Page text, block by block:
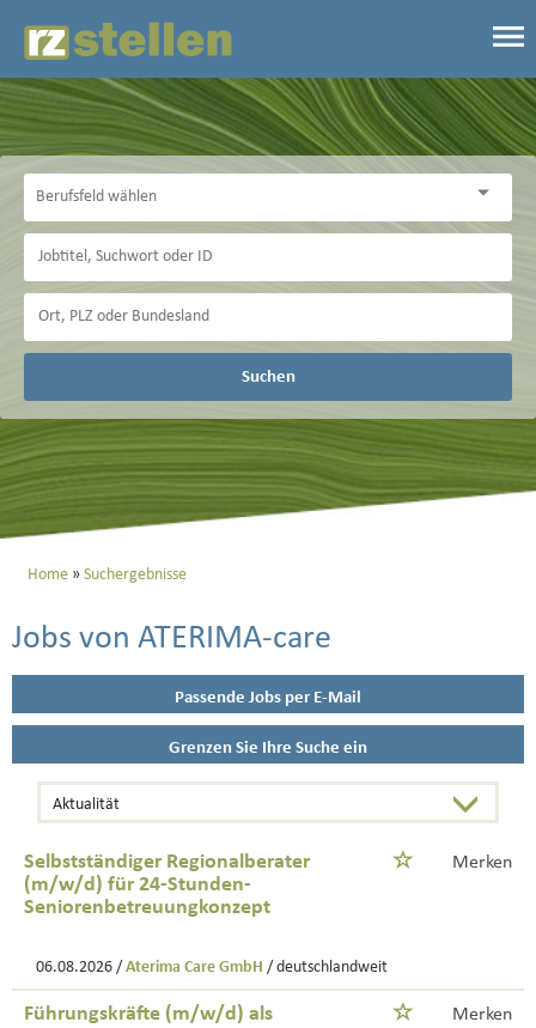
Suchen
Home Suchergebnisse
Jobs von ATERIMA-care
Passende Jobs per E-Mail
Grenzen Sie Ihre Suche ein
Selbstständiger Regionalberater
(m/w/d) für 24-Stunden-
Seniorenbetreuungkonzept
Merken
06.08.2026 / Aterima Care GmbH / deutschlandweit
Führungskräfte (m/w/d) als
Merken